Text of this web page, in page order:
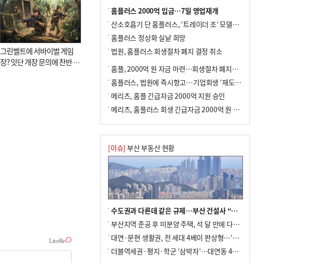
그린벨트에 서바이벌 게임
장? 잇단 개장 문의에 찬반 논
홈플러스 2000억 입금…7일 영업재개
산소호흡기 단 홈플러스, ‘트레이더 조’ 모델로 살아날까
홈플러스 정상화 실낱 희망
법원, 홈플러스 회생절차 폐지 결정 취소
홈플, 2000억 원 자금 마련…회생절차 폐지에 즉시항고(종합)
홈플러스, 법원에 즉시항고…기업회생 ‘재도전’
메리츠, 홈플 긴급자금 2000억 지원 승인
메리츠, 홈플러스 회생 긴급자금 2000억 원 지원 승인
[이슈] 부산 부동산 현황
수도권과 다른데 같은 규제…부산 건설사 “쓰러지기 직전”
부산지역 준공 후 미분양 주택, 석 달 만에 다시 3000가구 넘어서
대연·문현 생활권, 전 세대 4베이 판상형…‘더샵 트리센트’ 내달 분양
더블역세권·평지·학군 ‘삼박자’…대연동 42층 브랜드 단지